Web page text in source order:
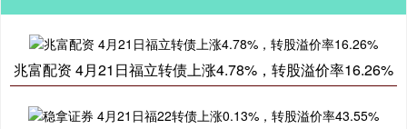
兆富配资 4月21日福立转债上涨4.78%，转股溢价率16.26%